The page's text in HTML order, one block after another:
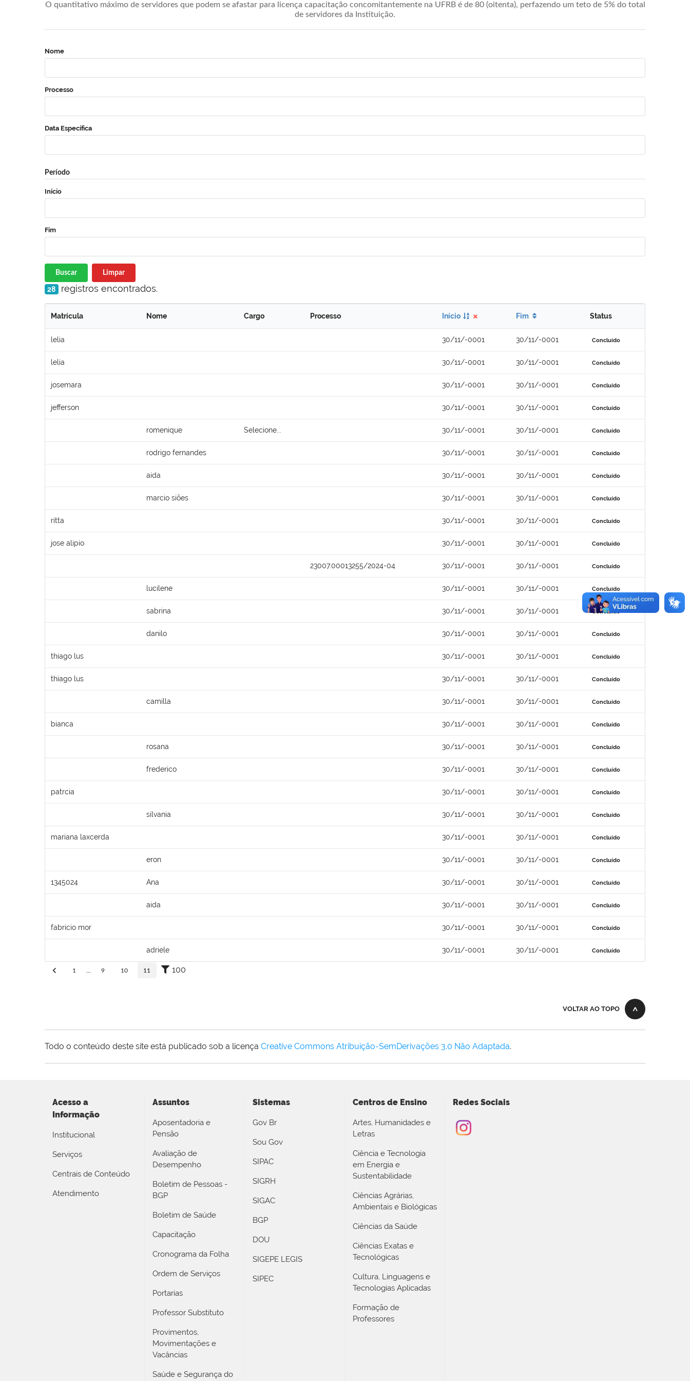
O quantitativo máximo de servidores que podem se afastar para licença capacitação concomitantemente na UFRB é de 80 (oitenta), perfazendo um teto de 5% do total
de servidores da Instituição.
Nome
Processo
Data Específica
Período
Início
Fim
Buscar Limpar
28 registros encontrados.
Matrícula Nome Cargo Processo Início Fim Status
lelia 30/11/-0001 30/11/-0001 Concluído
lelia 30/11/-0001 30/11/-0001 Concluído
josemara 30/11/-0001 30/11/-0001 Concluído
jefferson 30/11/-0001 30/11/-0001 Concluído
romenique Selecione... 30/11/-0001 30/11/-0001 Concluído
rodrigo fernandes 30/11/-0001 30/11/-0001 Concluído
aida 30/11/-0001 30/11/-0001 Concluído
marcio siões 30/11/-0001 30/11/-0001 Concluído
ritta 30/11/-0001 30/11/-0001 Concluído
jose alipio 30/11/-0001 30/11/-0001 Concluído
23007.00013255/2024-04 30/11/-0001 30/11/-0001 Concluído
lucilene 30/11/-0001 30/11/-0001 Concluído
sabrina 30/11/-0001 30/11/-0001 Concluído
danilo 30/11/-0001 30/11/-0001 Concluído
thiago lus 30/11/-0001 30/11/-0001 Concluído
thiago lus 30/11/-0001 30/11/-0001 Concluído
camilla 30/11/-0001 30/11/-0001 Concluído
bianca 30/11/-0001 30/11/-0001 Concluído
rosana 30/11/-0001 30/11/-0001 Concluído
frederico 30/11/-0001 30/11/-0001 Concluído
patrcia 30/11/-0001 30/11/-0001 Concluído
silvania 30/11/-0001 30/11/-0001 Concluído
mariana laxcerda 30/11/-0001 30/11/-0001 Concluído
eron 30/11/-0001 30/11/-0001 Concluído
1345024 Ana 30/11/-0001 30/11/-0001 Concluído
aida 30/11/-0001 30/11/-0001 Concluído
fabricio mor 30/11/-0001 30/11/-0001 Concluído
adriele 30/11/-0001 30/11/-0001 Concluído
1 9 10 11 100
VOLTAR AO TOPO
Todo o conteúdo deste site está publicado sob a licença Creative Commons Atribuição-SemDerivações 3.0 Não Adaptada.
Acesso a
Informação
Institucional
Serviços
Centrais de Conteúdo
Atendimento
Assuntos
Aposentadoria e
Pensão
Avaliação de
Desempenho
Boletim de Pessoas -
BGP
Boletim de Saúde
Capacitação
Cronograma da Folha
Ordem de Serviços
Portarias
Professor Substituto
Provimentos,
Movimentações e
Vacâncias
Saúde e Segurança do
Sistemas
Gov Br
Sou Gov
SIPAC
SIGRH
SIGAC
BGP
DOU
SIGEPE LEGIS
SIPEC
Centros de Ensino
Artes, Humanidades e
Letras
Ciência e Tecnologia
em Energia e
Sustentabilidade
Ciências Agrárias,
Ambientais e Biológicas
Ciências da Saúde
Ciências Exatas e
Tecnológicas
Cultura, Linguagens e
Tecnologias Aplicadas
Formação de
Professores
Redes Sociais